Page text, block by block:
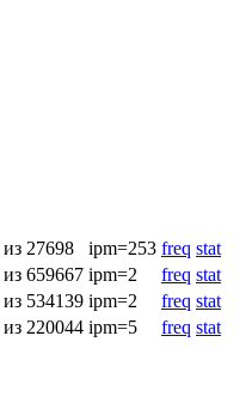
из 27698 ipm=253 freq stat
из 659667 ipm=2 freq stat
из 534139 ipm=2 freq stat
из 220044 ipm=5 freq stat